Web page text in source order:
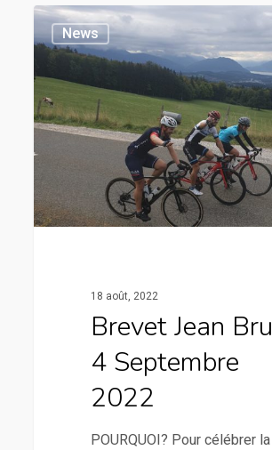
News
18 août, 2022
Brevet Jean
4 Septembre
2022
POURQUOI? Pour célébrer la